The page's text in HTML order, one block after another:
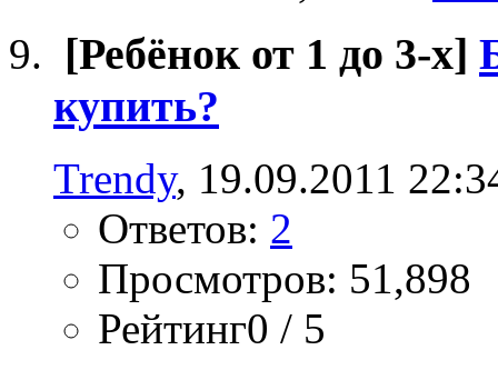
[Ребёнок от 1 до 3-х]
купить?
Trendy, 19.09.2011
Ответов: 2
Просмотров: 51,898
Рейтинг0 / 5